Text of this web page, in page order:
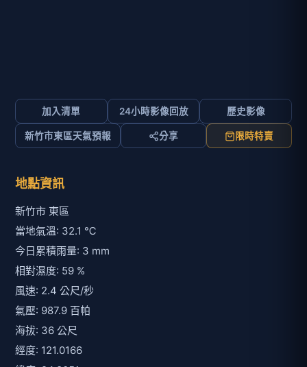
加入清單 24小時影像回放 歷史影像
新竹市東區天氣預報 分享 限時特賣
地點資訊
新竹市 東區
當地氣溫: 32.1 ℃
今日累積雨量: 3 mm
相對濕度: 59 %
風速: 2.4 公尺/秒
氣壓: 987.9 百帕
海拔: 36 公尺
經度: 121.0166